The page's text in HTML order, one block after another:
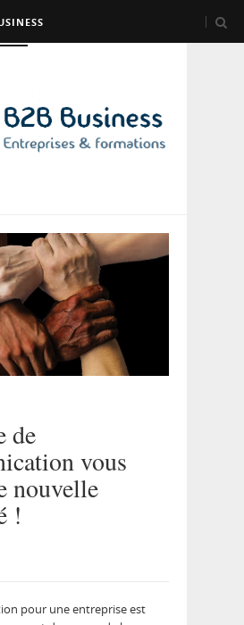
de
vous
nouvelle
!
pour une entreprise est